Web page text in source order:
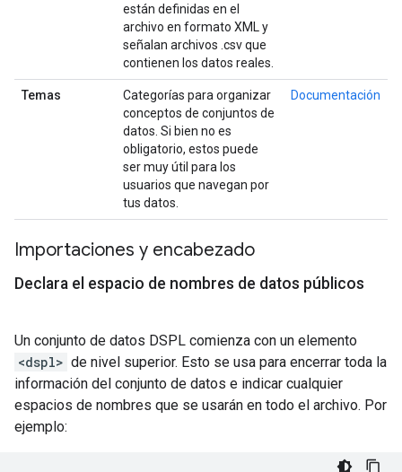
están definidas en el
archivo en formato XML y
señalan archivos .csv que
contienen los datos reales.
Temas
Categorías para organizar
conceptos de conjuntos de
datos. Si bien no es
obligatorio, estos puede
ser muy útil para los
usuarios que navegan por
tus datos.
Documentación
Importaciones y encabezado
Declara el espacio de nombres de datos públicos
Un conjunto de datos DSPL comienza con un elemento
<dspl> de nivel superior. Esto se usa para encerrar toda la
información del conjunto de datos e indicar cualquier
espacios de nombres que se usarán en todo el archivo. Por
ejemplo: